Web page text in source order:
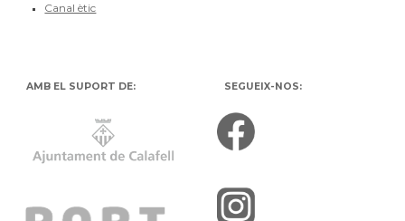
Canal ètic
AMB EL SUPORT DE: SEGUEIX-NOS: